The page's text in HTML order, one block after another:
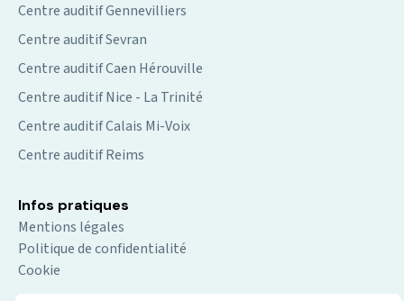
Infos pratiques
Mentions légales
Politique de confidentialité
Cookie
Centre auditif Gennevilliers
Centre auditif Sevran
Centre auditif Caen Hérouville
Centre auditif Nice - La Trinité
Centre auditif Calais Mi-Voix
Centre auditif Reims